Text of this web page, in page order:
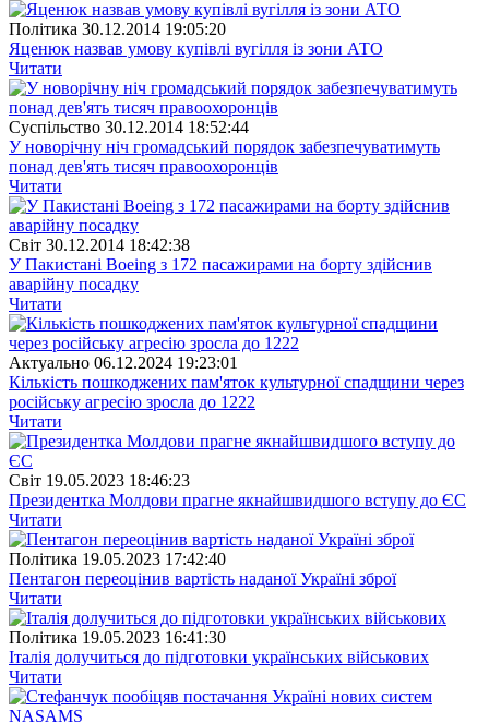
Полiтика 30.12.2014 19:05:20
Яценюк назвав умову купівлі вугілля із зони АТО
Читати
Суспiльство 30.12.2014 18:52:44
У новорічну ніч громадський порядок забезпечуватимуть
понад дев'ять тисяч правоохоронців
Читати
Свiт 30.12.2014 18:42:38
У Пакистані Boeing з 172 пасажирами на борту здійснив
аварійну посадку
Читати
Актуально 06.12.2024 19:23:01
Кількість пошкоджених пам'яток культурної спадщини через
російську агресію зросла до 1222
Читати
Свiт 19.05.2023 18:46:23
Президентка Молдови прагне якнайшвидшого вступу до ЄС
Читати
Полiтика 19.05.2023 17:42:40
Пентагон переоцінив вартість наданої Україні зброї
Читати
Полiтика 19.05.2023 16:41:30
Італія долучиться до підготовки українських військових
Читати